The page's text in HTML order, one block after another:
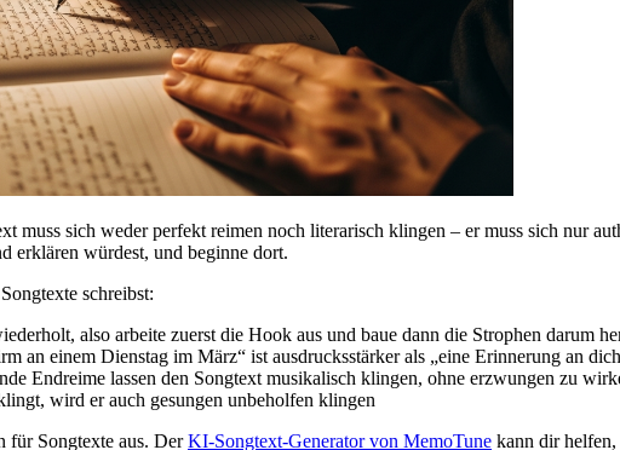
muss sich weder perfekt reimen noch literarisch klingen – er muss sich nur
erklären würdest, und beginne dort.
schreibst:
also arbeite zuerst die Hook aus und baue dann die Strophen darum
an einem Dienstag im März“ ist ausdrucksstärker als „eine Erinnerung an
Endreime lassen den Songtext musikalisch klingen, ohne erzwungen zu
wird er auch gesungen unbeholfen klingen
für Songtexte aus. DerKI-Songtext-Generator von MemoTune kann dir